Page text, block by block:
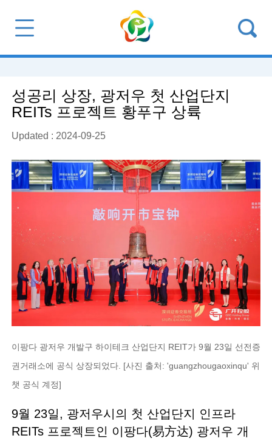
성공리 상장, 광저우 첫 산업단지
REITs 프로젝트 황푸구 상륙
Updated : 2024-09-25
이팡다 광저우 개발구 하이테크 산업단지 REIT가 9월 23일 선전증
권거래소에 공식 상장되었다. [사진 출처: 'guangzhougaoxinqu' 위
챗 공식 계정]
9월 23일, 광저우시의 첫 산업단지 인프라
REITs 프로젝트인 이팡다(易方达) 광저우 개